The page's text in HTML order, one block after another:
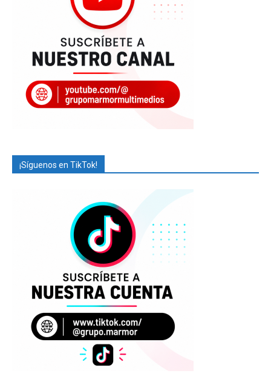
¡Síguenos en TikTok!